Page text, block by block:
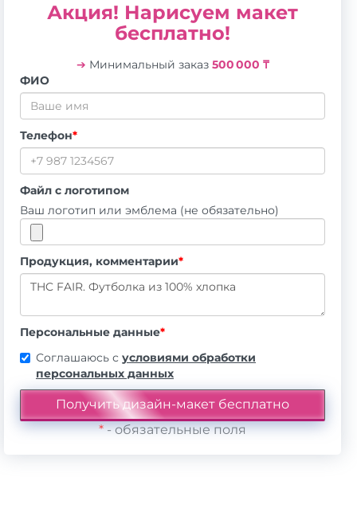
Акция! Нарисуем макет
бесплатно!
➔ Минимальный заказ 500 000 ₸
ФИО
Телефон*
Файл с логотипом
Ваш логотип или эмблема (не обязательно)
Продукция, комментарии*
Персональные данные*
Соглашаюсь с условиями обработки
персональных данных
*- обязательные поля